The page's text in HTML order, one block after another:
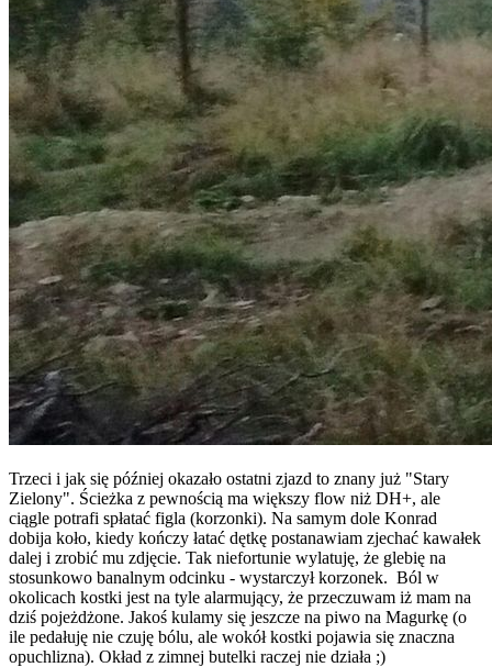
Trzeci i jak się później okazało ostatni zjazd to znany już "Stary
Zielony". Ścieżka z pewnością ma większy flow niż DH+, ale
ciągle potrafi spłatać figla (korzonki). Na samym dole Konrad
dobija koło, kiedy kończy łatać dętkę postanawiam zjechać kawałek
dalej i zrobić mu zdjęcie. Tak niefortunie wylatuję, że glebię na
stosunkowo banalnym odcinku - wystarczył korzonek. Ból w
okolicach kostki jest na tyle alarmujący, że przeczuwam iż mam na
dziś pojeżdżone. Jakoś kulamy się jeszcze na piwo na Magurkę (o
ile pedałuję nie czuję bólu, ale wokół kostki pojawia się znaczna
opuchlizna). Okład z zimnej butelki raczej nie działa ;)